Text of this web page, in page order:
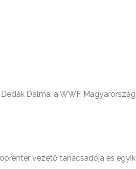
Dalma, a WWF Magyarország
vezető tanácsadója és egyik